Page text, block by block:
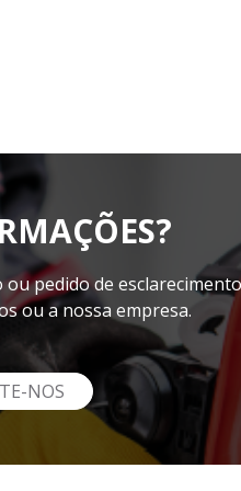
pedido de esclarecimento
ou a nossa empresa.
NOS